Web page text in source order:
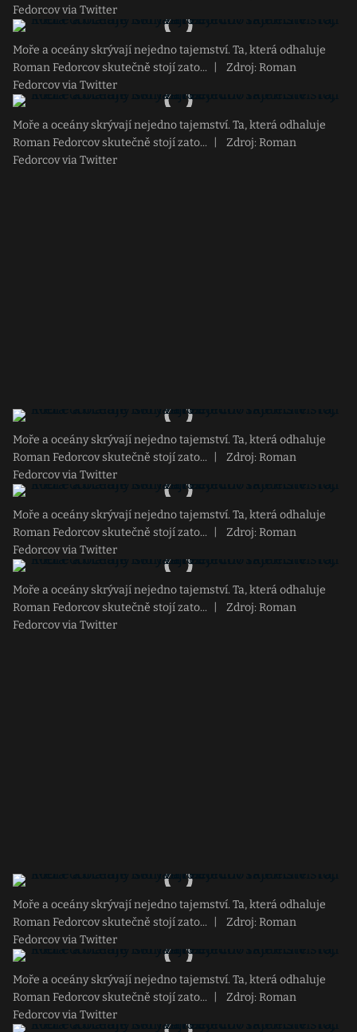
Fedorcov via Twitter
Moře a oceány skrývají nejedno tajemství. Ta, která odhaluje
Roman Fedorcov skutečně stojí zato...
Zdroj: Roman
Fedorcov via Twitter
Moře a oceány skrývají nejedno tajemství. Ta, která odhaluje
Roman Fedorcov skutečně stojí zato...
Zdroj: Roman
Fedorcov via Twitter
Moře a oceány skrývají nejedno tajemství. Ta, která odhaluje
Roman Fedorcov skutečně stojí zato...
Zdroj: Roman
Fedorcov via Twitter
Moře a oceány skrývají nejedno tajemství. Ta, která odhaluje
Roman Fedorcov skutečně stojí zato...
Zdroj: Roman
Fedorcov via Twitter
Moře a oceány skrývají nejedno tajemství. Ta, která odhaluje
Roman Fedorcov skutečně stojí zato...
Zdroj: Roman
Fedorcov via Twitter
Moře a oceány skrývají nejedno tajemství. Ta, která odhaluje
Roman Fedorcov skutečně stojí zato...
Zdroj: Roman
Fedorcov via Twitter
Moře a oceány skrývají nejedno tajemství. Ta, která odhaluje
Roman Fedorcov skutečně stojí zato...
Zdroj: Roman
Fedorcov via Twitter